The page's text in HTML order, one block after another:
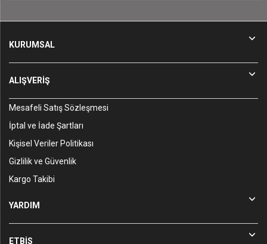
KURUMSAL
ALIŞVERİŞ
Mesafeli Satış Sözleşmesi
İptal ve İade Şartları
Kişisel Veriler Politikası
Gizlilik ve Güvenlik
Kargo Takibi
YARDIM
ETBİS